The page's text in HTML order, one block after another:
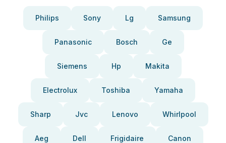
Philips Sony Lg Samsung
Panasonic Bosch Ge
Siemens Hp Makita
Electrolux Toshiba Yamaha
Sharp Jvc Lenovo Whirlpool
Aeg Dell Frigidaire Canon